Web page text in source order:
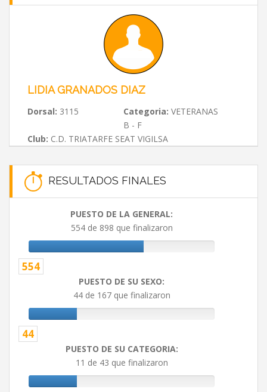
LIDIA GRANADOS DIAZ
Dorsal: 3115 Categoria: VETERANAS
B - F
Club: C.D. TRIATARFE SEAT VIGILSA
RESULTADOS FINALES
PUESTO DE LA GENERAL:
554 de 898 que finalizaron
554
PUESTO DE SU SEXO:
44 de 167 que finalizaron
44
PUESTO DE SU CATEGORIA:
11 de 43 que finalizaron